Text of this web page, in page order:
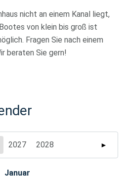
nicht an einem Kanal liegt,
von klein bis groß ist
Fragen Sie nach einem
beraten Sie gern!
2027 2028 ►
Januar